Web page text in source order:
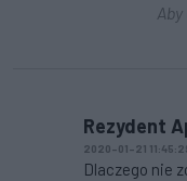
Rezydent
2020-01-21
Dlaczego nie